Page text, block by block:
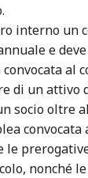
interno un
e
convocata al
di un attivo
socio oltre
nonché